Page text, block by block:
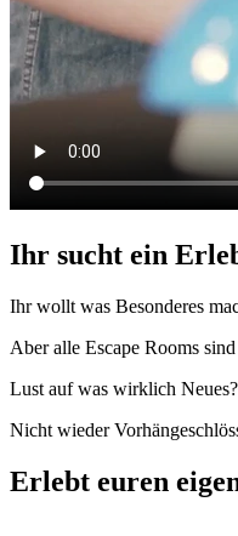
Ihr sucht ein
Ihr wollt was Besonderes
Aber alle Escape Rooms
Lust auf was wirklich Neues?
Nicht wieder
Erlebt euren